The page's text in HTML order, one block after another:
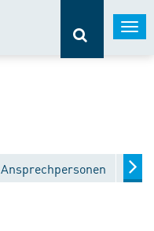
Ansprechpersonen